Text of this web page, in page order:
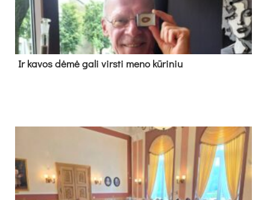
Ir ka­vos dė­mė ga­li virs­ti me­no kū­ri­niu